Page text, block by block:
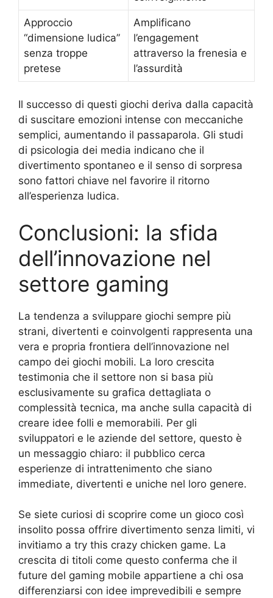
Approccio
“dimensione ludica”
senza troppe
pretese
Amplificano
l’engagement
attraverso la frenesia e
l’assurdità
Il successo di questi giochi deriva dalla capacità
di suscitare emozioni intense con meccaniche
semplici, aumentando il passaparola. Gli studi
di psicologia dei media indicano che il
divertimento spontaneo e il senso di sorpresa
sono fattori chiave nel favorire il ritorno
all’esperienza ludica.
Conclusioni: la sfida
dell’innovazione nel
settore gaming
La tendenza a sviluppare giochi sempre più
strani, divertenti e coinvolgenti rappresenta una
vera e propria frontiera dell’innovazione nel
campo dei giochi mobili. La loro crescita
testimonia che il settore non si basa più
esclusivamente su grafica dettagliata o
complessità tecnica, ma anche sulla capacità di
creare idee folli e memorabili. Per gli
sviluppatori e le aziende del settore, questo è
un messaggio chiaro: il pubblico cerca
esperienze di intrattenimento che siano
immediate, divertenti e uniche nel loro genere.
Se siete curiosi di scoprire come un gioco così
insolito possa offrire divertimento senza limiti, vi
invitiamo a try this crazy chicken game. La
crescita di titoli come questo conferma che il
future del gaming mobile appartiene a chi osa
differenziarsi con idee imprevedibili e sempre